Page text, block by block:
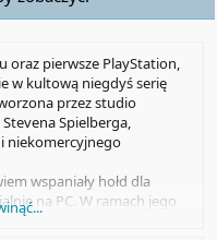
oraz pierwsze PlayStation,
w kultową niegdyś serię
przez studio
Spielberga,
niekomercyjnego
wspaniały hołd dla
na PC. W ramach jego
możecie zagrać w Medal